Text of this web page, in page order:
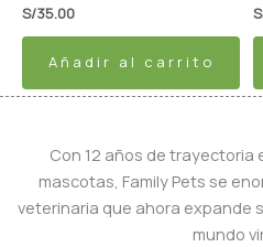
S/35.00
Añadir al carrito
Con 12 años de trayectoria
mascotas, Family Pets se
veterinaria que ahora expande
mundo